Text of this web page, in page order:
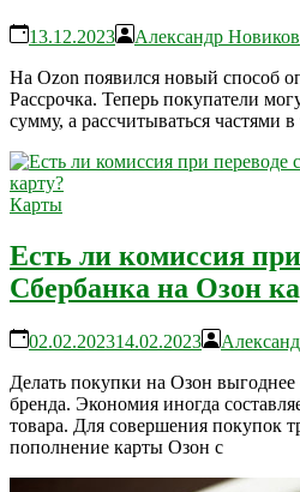
13.12.2023
Александр Новиков
На Ozon появился новый способ
Рассрочка. Теперь покупатели
сумму, а рассчитываться частями
Карты
Есть ли комиссия при
Сбербанка на Озон
02.02.202314.02.2023
Делать покупки на Озон
бренда. Экономия иногда
товара. Для совершения покупок
пополнение карты Озон с